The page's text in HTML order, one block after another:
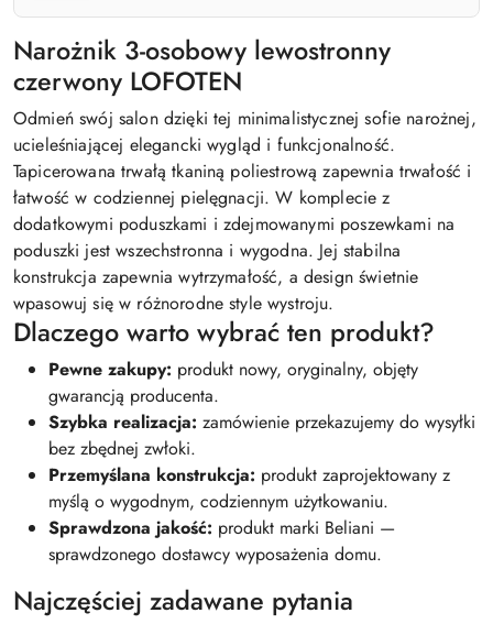
Narożnik 3-osobowy lewostronny
czerwony LOFOTEN
Odmień swój salon dzięki tej minimalistycznej sofie narożnej,
ucieleśniającej elegancki wygląd i funkcjonalność.
Tapicerowana trwałą tkaniną poliestrową zapewnia trwałość i
łatwość w codziennej pielęgnacji. W komplecie z
dodatkowymi poduszkami i zdejmowanymi poszewkami na
poduszki jest wszechstronna i wygodna. Jej stabilna
konstrukcja zapewnia wytrzymałość, a design świetnie
wpasowuj się w różnorodne style wystroju.
Dlaczego warto wybrać ten produkt?
Pewne zakupy: produkt nowy, oryginalny, objęty
gwarancją producenta.
Szybka realizacja: zamówienie przekazujemy do wysyłki
bez zbędnej zwłoki.
Przemyślana konstrukcja: produkt zaprojektowany z
myślą o wygodnym, codziennym użytkowaniu.
Sprawdzona jakość: produkt marki Beliani —
sprawdzonego dostawcy wyposażenia domu.
Najczęściej zadawane pytania